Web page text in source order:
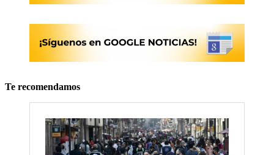
Te recomendamos